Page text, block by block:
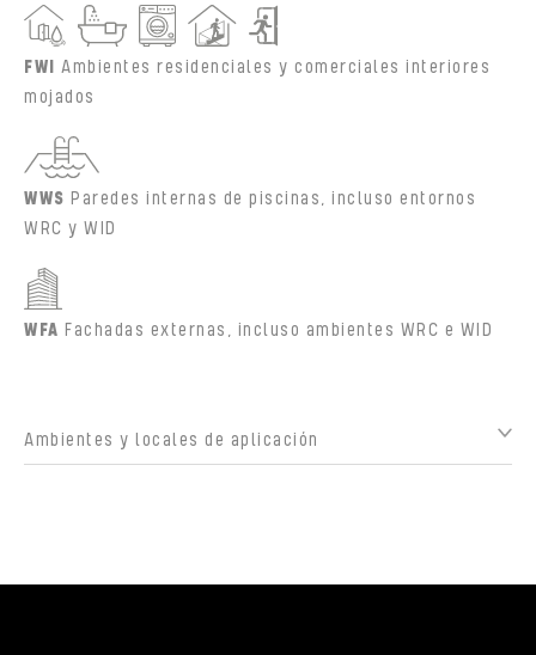
FWI Ambientes residenciales y comerciales interiores
mojados
WWS Paredes internas de piscinas, incluso entornos
WRC y WID
WFA Fachadas externas, incluso ambientes WRC e WID
Ambientes y locales de aplicación